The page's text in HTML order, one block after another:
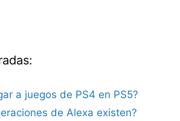
a juegos de PS4 en PS5?
de Alexa existen?